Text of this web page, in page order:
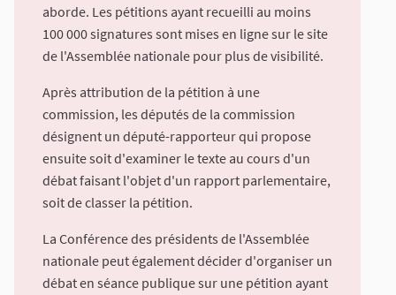
aborde. Les pétitions ayant recueilli au moins
100 000 signatures sont mises en ligne sur le site
de l'Assemblée nationale pour plus de visibilité.
Après attribution de la pétition à une
commission, les députés de la commission
désignent un député-rapporteur qui propose
ensuite soit d'examiner le texte au cours d'un
débat faisant l'objet d'un rapport parlementaire,
soit de classer la pétition.
La Conférence des présidents de l'Assemblée
nationale peut également décider d'organiser un
débat en séance publique sur une pétition ayant